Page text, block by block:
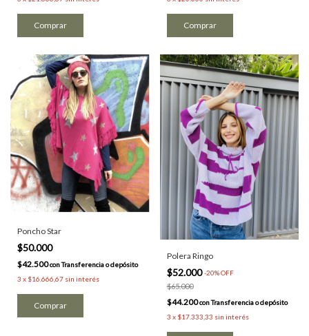
Comprar Comprar
Poncho Star
$50.000
$42.500conTransferencia o depósito
3 x $16.666,67 sin interés
Polera Ringo
$52.000-20%OFF
$65.000
$44.200conTransferencia o depósito
3 x $17.333,33 sin interés